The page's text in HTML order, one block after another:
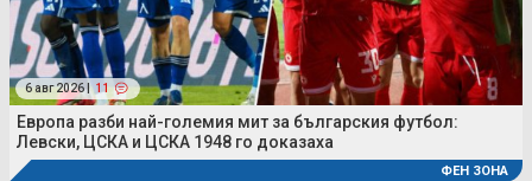
6 авг 2026 | 11
Европа разби най-големия мит за българския футбол:
Левски, ЦСКА и ЦСКА 1948 го доказаха
ФЕН ЗОНА